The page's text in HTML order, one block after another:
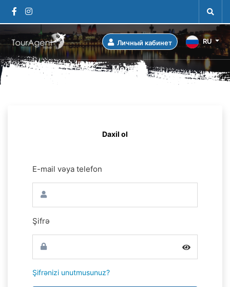
Личный кабинет RU
Menu
Daxil ol
E-mail vəya telefon
Şifrə
Şifrənizi unutmusunuz?